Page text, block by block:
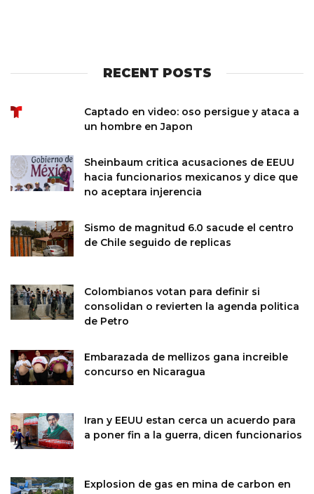
RECENT POSTS
Captado en video: oso persigue y ataca a
un hombre en Japon
Sheinbaum critica acusaciones de EEUU
hacia funcionarios mexicanos y dice que
no aceptara injerencia
Sismo de magnitud 6.0 sacude el centro
de Chile seguido de replicas
Colombianos votan para definir si
consolidan o revierten la agenda politica
de Petro
Embarazada de mellizos gana increible
concurso en Nicaragua
Iran y EEUU estan cerca un acuerdo para
a poner fin a la guerra, dicen funcionarios
Explosion de gas en mina de carbon en